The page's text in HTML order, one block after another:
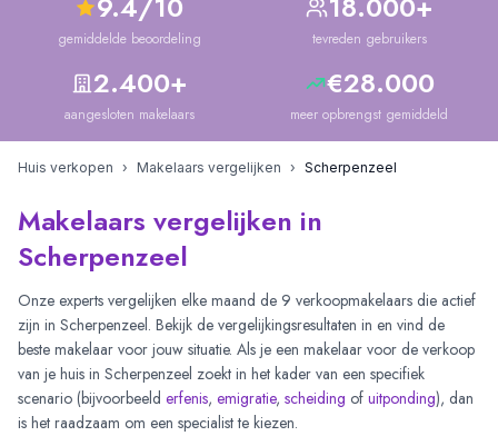
gemiddelde beoordeling tevreden gebruikers
2.400+
aangesloten makelaars
€28.000
meer opbrengst gemiddeld
Huis verkopen › Makelaars vergelijken › Scherpenzeel
Makelaars vergelijken in
Scherpenzeel
Onze experts vergelijken elke maand de 9 verkoopmakelaars die actief
zijn in Scherpenzeel. Bekijk de vergelijkingsresultaten in en vind de
beste makelaar voor jouw situatie. Als je een makelaar voor de verkoop
van je huis in Scherpenzeel zoekt in het kader van een specifiek
scenario (bijvoorbeeld erfenis, emigratie, scheiding of uitponding), dan
is het raadzaam om een specialist te kiezen.